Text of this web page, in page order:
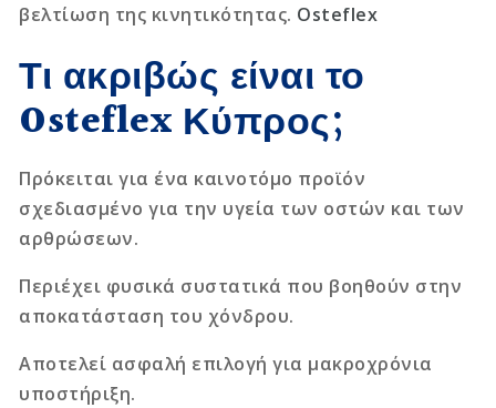
βελτίωση της κινητικότητας. Osteflex
Τι ακριβώς είναι το
Osteflex Κύπρος;
Πρόκειται για ένα καινοτόμο προϊόν
σχεδιασμένο για την υγεία των οστών και των
αρθρώσεων.
Περιέχει φυσικά συστατικά που βοηθούν στην
αποκατάσταση του χόνδρου.
Αποτελεί ασφαλή επιλογή για μακροχρόνια
υποστήριξη.